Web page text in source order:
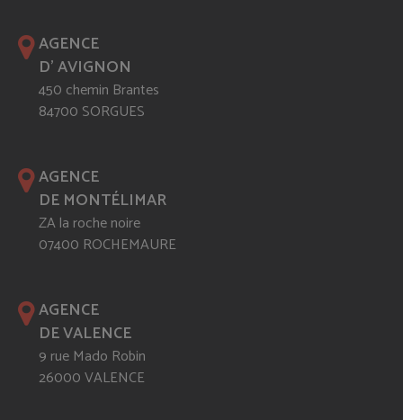
AGENCE
D' AVIGNON
450 chemin Brantes
84700 SORGUES
AGENCE
DE MONTÉLIMAR
ZA la roche noire
07400 ROCHEMAURE
AGENCE
DE VALENCE
9 rue Mado Robin
26000 VALENCE